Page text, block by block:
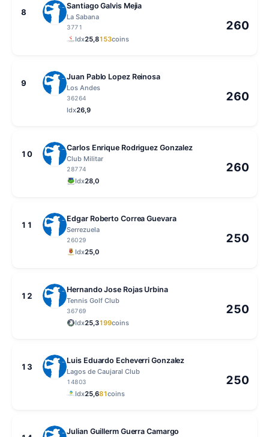
8
Santiago Galvis Mejia
La Sabana
3771
Idx25,8153coins
260
9
Juan Pablo Lopez Reinosa
Los Andes
36264
Idx26,9
260
10
Carlos Enrique Rodriguez Gonzalez
Club Militar
28774
Idx28,0
260
11
Edgar Roberto Correa Guevara
Serrezuela
26029
Idx25,0
250
12
Hernando Jose Rojas Urbina
Tennis Golf Club
36769
Idx25,3199coins
250
13
Luis Eduardo Echeverri Gonzalez
Lagos de Caujaral Club
14803
Idx25,681coins
250
Julian Guillerm Guerra Camargo